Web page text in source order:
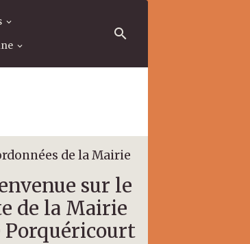
de la Mairie
sur le
de la Mairie
Porquéricourt